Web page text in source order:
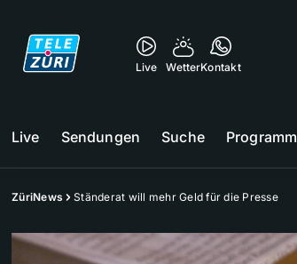
Live WetterKontakt
Live Sendungen Suche Programm
ZüriNews Ständerat will mehr Geld für die Presse